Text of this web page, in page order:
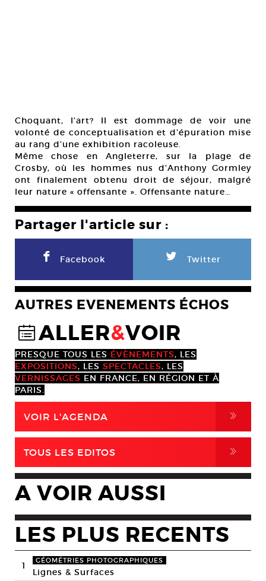
Choquant, l’art? Il est dommage de voir une
volonté de conceptualisation et d’épuration mise
au rang d’une exhibition racoleuse.
Même chose en Angleterre, sur la plage de
Crosby, où les hommes nus d’Anthony Gormley
ont finalement obtenu droit de séjour, malgré
leur nature « offensante ». Offensante nature…
Partager l'article sur :
F Facebook L Twitter
AUTRES EVENEMENTS ÉCHOS
@ALLER&VOIR
PRESQUE TOUS LES ÉVÈNEMENTS, LES
EXPOSITIONS, LES SPECTACLES, LES
VERNISSAGES EN FRANCE, EN RÉGION ET À
PARIS.
VOIR L'AGENDA ,
TOUS LES EDITOS ,
A VOIR AUSSI
LES PLUS RECENTS
1 GÉOMÉTRIES PHOTOGRAPHIQUES
Lignes & Surfaces